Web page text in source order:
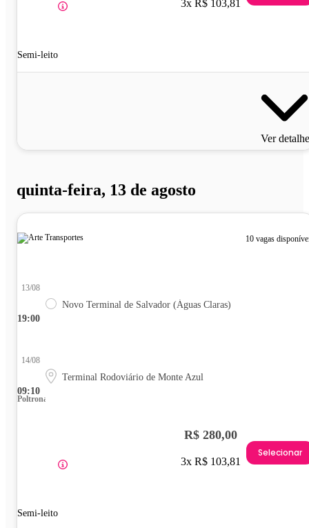
Semi-leito
3x R$ 103,81
Ver
quinta-feira, 13 de agosto
10 vagas
19:00
13/08
Novo Terminal de Salvador (Águas Claras)
09:10
14/08
Terminal Rodoviário de Monte Azul
Poltrona
Semi-leito
R$ 280,00
3x R$ 103,81
Selecionar